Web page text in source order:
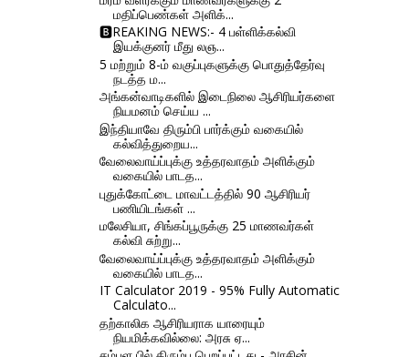
மதிப்பெண்கள் அளிக்...
🅱REAKING NEWS:- 4 பள்ளிக்கல்வி
இயக்குனர் மீது லஞ...
5 மற்றும் 8-ம் வகுப்புகளுக்கு பொதுத்தேர்வு
நடத்த ம...
அங்கன்வாடிகளில் இடைநிலை ஆசிரியர்களை
நியமனம் செய்ய ...
இந்தியாவே திரும்பி பார்க்கும் வகையில்
கல்வித்துறைய...
வேலைவாய்ப்புக்கு உத்தரவாதம் அளிக்கும்
வகையில் பாடத...
புதுக்கோட்டை மாவட்டத்தில் 90 ஆசிரியர்
பணியிடங்கள் ...
மலேசியா, சிங்கப்பூருக்கு 25 மாணவர்கள்
கல்வி சுற்று...
வேலைவாய்ப்புக்கு உத்தரவாதம் அளிக்கும்
வகையில் பாடத...
IT Calculator 2019 - 95% Fully Automatic
Calculato...
தற்காலிக ஆசிரியராக யாரையும்
நியமிக்கவில்லை: அரசு ஏ...